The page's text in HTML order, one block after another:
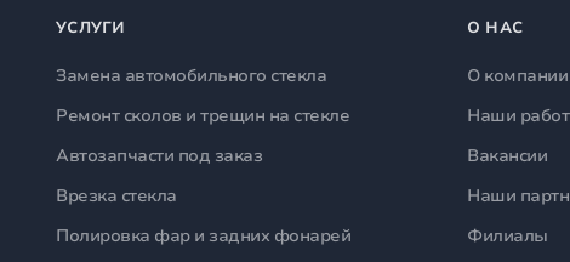
УСЛУГИ
Замена автомобильного стекла
Ремонт сколов и трещин на стекле
Автозапчасти под заказ
Врезка стекла
Полировка фар и задних фонарей
О НАС
О компании
Наши
Вакансии
Наши
Филиалы